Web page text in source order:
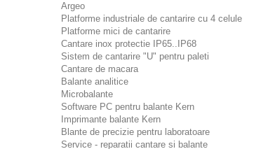
Argeo
Platforme industriale de cantarire cu 4 celule
Platforme mici de cantarire
Cantare inox protectie IP65..IP68
Sistem de cantarire "U" pentru paleti
Cantare de macara
Balante analitice
Microbalante
Software PC pentru balante Kern
Imprimante balante Kern
Blante de precizie pentru laboratoare
Service - reparatii cantare si balante